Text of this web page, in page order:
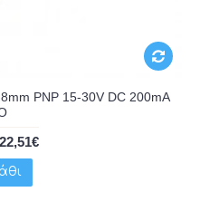
PNP 15-30V DC 200mA
22,51€